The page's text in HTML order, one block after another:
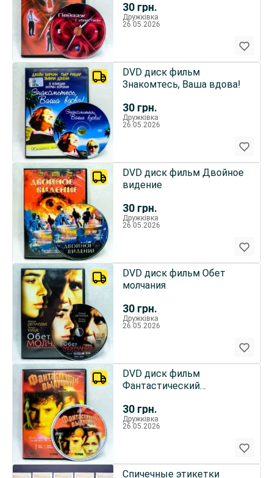
30 грн.
Дружківка
26.05.2026
30 грн.
DVD диск фильм
Знакомтесь, Ваша вдова!
Дружківка
26.05.2026
30 грн.
DVD диск фильм Двойное
видение
Дружківка
26.05.2026
30 грн.
DVD диск фильм Обет
молчания
Дружківка
26.05.2026
30 грн.
DVD диск фильм
Фантастический
Дружківка
26.05.2026
Спичечные этикетки